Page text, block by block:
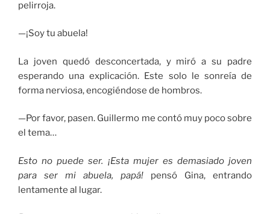
pelirroja.
—¡Soy tu abuela!
La joven quedó desconcertada, y miró a su padre
esperando una explicación. Este solo le sonreía de
forma nerviosa, encogiéndose de hombros.
—Por favor, pasen. Guillermo me contó muy poco sobre
el tema…
Esto no puede ser. ¡Esta mujer es demasiado joven
para ser mi abuela, papá! pensó Gina, entrando
lentamente al lugar.